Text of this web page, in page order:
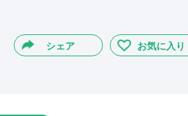
シェア お気に入り